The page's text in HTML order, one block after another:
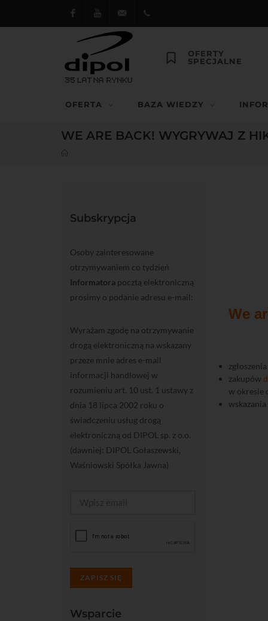
FacebookYoutube dipol@dipol.com.pl
OFERTY
SPECJALNE
OFERTA BAZA WIEDZY
WE ARE BACK! WYGRYWAJ Z
We
zakupów
w okresie
Subskrypcja
Osoby zainteresowane
otrzymywaniem co tydzień
Informatora pocztą elektroniczną
prosimy o podanie adresu e-mail:
Wyrażam zgodę na otrzymywanie
drogą elektroniczną na wskazany
przeze mnie adres e-mail
informacji handlowej w
rozumieniu art. 10 ust. 1 ustawy z
dnia 18 lipca 2002 roku o
świadczeniu usług drogą
elektroniczną od DIPOL sp. z o.o.
(dawniej: DIPOL Gołaszewski,
Waśniowski Spółka Jawna)
ZAPISZ SIĘ
Wsparcie